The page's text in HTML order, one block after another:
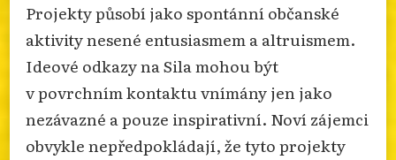
Projekty působí jako spontánní občanské
aktivity nesené entusiasmem a altruismem.
Ideové odkazy na Sila mohou být
v povrchním kontaktu vnímány jen jako
nezávazné a pouze inspira­tivní. Noví zájemci
obvykle nepředpokládají, že tyto projekty